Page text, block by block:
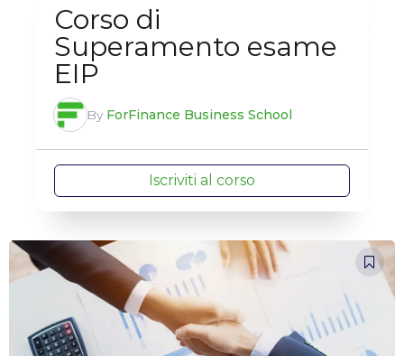
Corso di
Superamento esame
EIP
By ForFinance Business School
Iscriviti al corso